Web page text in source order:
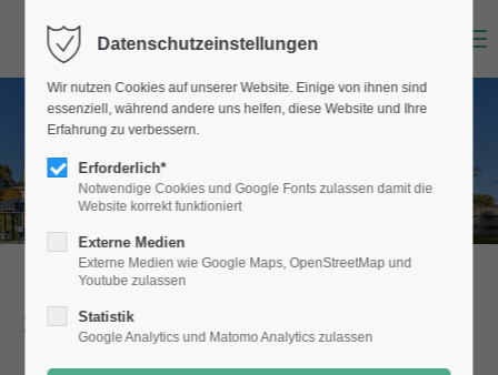
Stadtmagazin "Unser Selm"
Datenschutzeinstellungen
Wir nutzen Cookies auf unserer Website. Einige von ihnen sind
essenziell, während andere uns helfen, diese Website und Ihre
Erfahrung zu verbessern.
Erforderlich*
Notwendige Cookies und Google Fonts zulassen damit die
Website korrekt funktioniert
Externe Medien
Externe Medien wie Google Maps, OpenStreetMap und
Youtube zulassen
Statistik
Google Analytics und Matomo Analytics zulassen